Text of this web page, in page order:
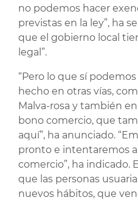
no podemos hacer
previstas en la ley”, ha
que el gobierno local
legal”.
“Pero lo que sí
hecho en otras vías,
Malva-rosa y también
bono comercio, que
aquí”, ha anunciado.
pronto e intentaremos
comercio”, ha indicado.
que las personas
nuevos hábitos, que